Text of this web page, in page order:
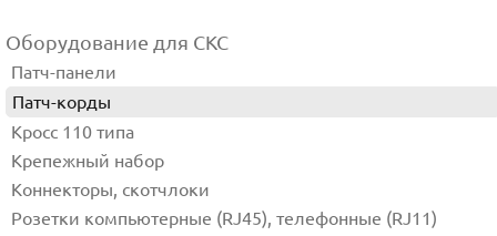
Оборудование для СКС
Патч-панели
Патч-корды
Кросс 110 типа
Крепежный набор
Коннекторы, скотчлоки
Розетки компьютерные (RJ45), телефонные (RJ11)